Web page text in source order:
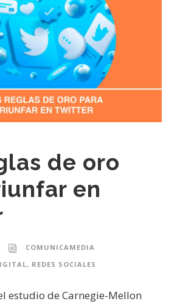
de oro
en
COMUNICAMEDIA
, REDES SOCIALES
estudio de Carnegie-Mellon